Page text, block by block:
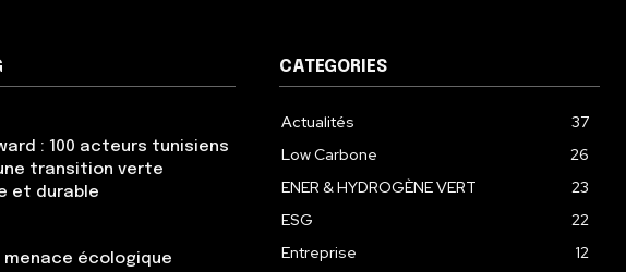
: 100 acteurs tunisiens
transition verte
et durable
menace écologique
CATEGORIES
Actualités
37
Low Carbone
26
ENER & HYDROGÈNE VERT
23
ESG
22
Entreprise
12